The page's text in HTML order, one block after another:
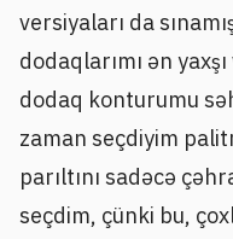
versiyaları da
dodaqlarımı ən
dodaq konturumu
zaman seçdiyim
parıltını sadəcə
seçdim, çünki bu,